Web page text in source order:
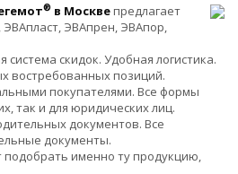
® в Москвепредлагает
ЭВАпрен, ЭВАпор,
система скидок. Удобная логистика.
востребованных позиций.
покупателями. Все формы
так и для юридических лиц.
документов. Все
документы.
именно ту продукцию,